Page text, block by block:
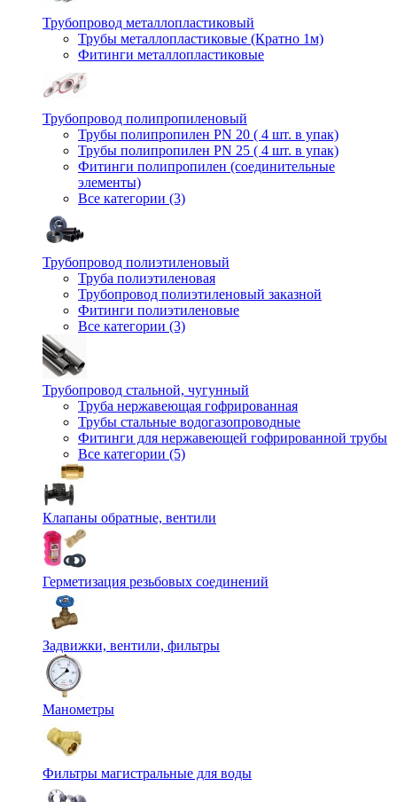
Трубопровод металлопластиковый
Трубы металлопластиковые (Кратно 1м)
Фитинги металлопластиковые
Трубопровод полипропиленовый
Трубы полипропилен PN 20 ( 4 шт. в упак)
Трубы полипропилен PN 25 ( 4 шт. в упак)
Фитинги полипропилен (cоединительные
элементы)
Все категории (3)
Трубопровод полиэтиленовый
Труба полиэтиленовая
Трубопровод полиэтиленовый заказной
Фитинги полиэтиленовые
Все категории (3)
Трубопровод стальной, чугунный
Труба нержавеющая гофрированная
Трубы стальные водогазопроводные
Фитинги для нержавеющей гофрированной трубы
Все категории (5)
Клапаны обратные, вентили
Герметизация резьбовых соединений
Задвижки, вентили, фильтры
Манометры
Фильтры магистральные для воды